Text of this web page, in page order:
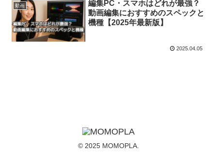
動画
編集PC・スマホはどれが最強？
動画編集におすすめのスペックと
機種【2025年最新版】
2025.04.05
© 2025 MOMOPLA.